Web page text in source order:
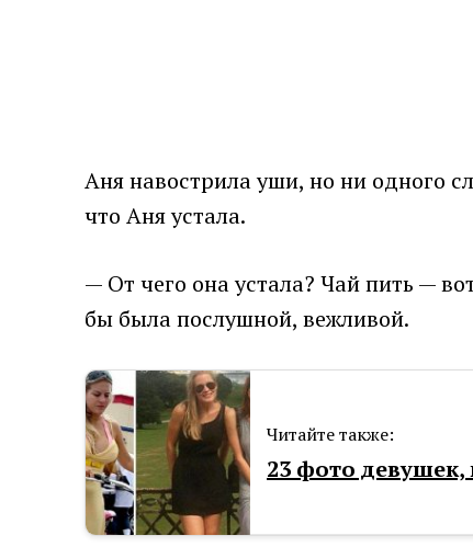
Аня навострила уши, но ни одного
что Аня устала.
— От чего она устала? Чай пить —
бы была послушной, вежливой.
Читайте также:
23 фото